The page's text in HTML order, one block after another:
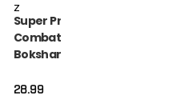
z
Super Pro
Combat Gear
Bokshandschoen
Zwart
28.99